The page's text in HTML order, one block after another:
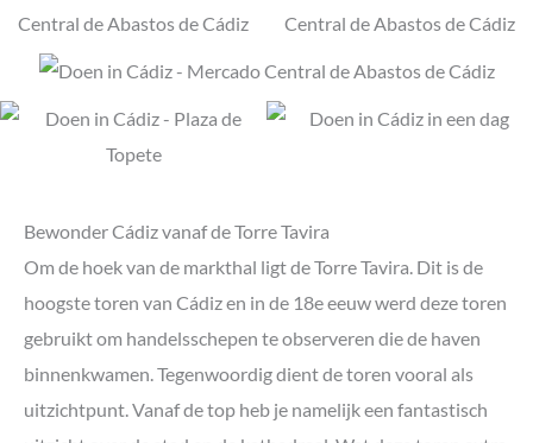
Bewonder Cádiz vanaf de Torre Tavira
Om de hoek van de markthal ligt de Torre Tavira. Dit is de
hoogste toren van Cádiz en in de 18e eeuw werd deze toren
gebruikt om handelsschepen te observeren die de haven
binnenkwamen. Tegenwoordig dient de toren vooral als
uitzichtpunt. Vanaf de top heb je namelijk een fantastisch